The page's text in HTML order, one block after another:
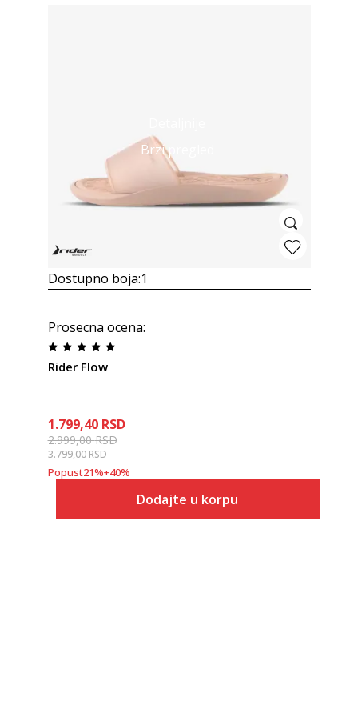
Brzi pregled
Dostupno boja:1
Prosecna ocena:
Rider Flow
1.799,40 RSD
2.999,00RSD
3.799,00RSD
Popust21%+40%
Dodajte u korpu